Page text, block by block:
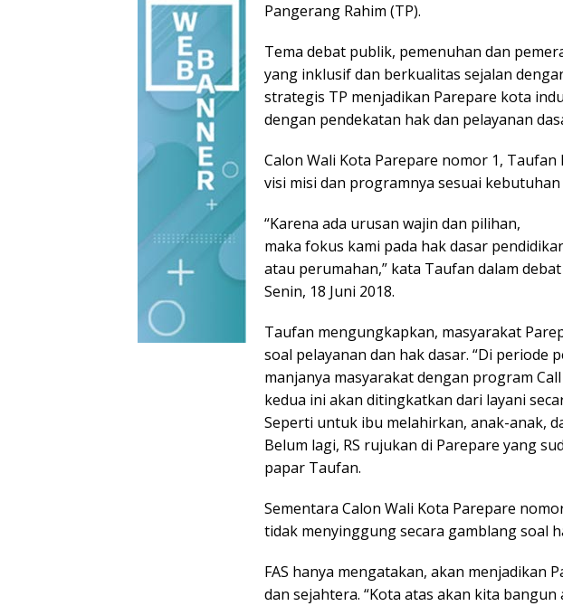
Pangerang Rahim (TP).
Tema debat publik, pemenuhan dan
yang inklusif dan berkualitas sejalan
strategis TP menjadikan Parepare kota
dengan pendekatan hak dan pelayanan
Calon Wali Kota Parepare nomor 1,
visi misi dan programnya sesuai
“Karena ada urusan wajin dan pilihan,
maka fokus kami pada hak dasar
atau perumahan,” kata Taufan dalam
Senin, 18 Juni 2018.
Taufan mengungkapkan, masyarakat
soal pelayanan dan hak dasar. “Di periode
manjanya masyarakat dengan program
kedua ini akan ditingkatkan dari layani
Seperti untuk ibu melahirkan, anak-anak,
Belum lagi, RS rujukan di Parepare yang
papar Taufan.
Sementara Calon Wali Kota Parepare nomor
tidak menyinggung secara gamblang soal
FAS hanya mengatakan, akan menjadikan
dan sejahtera. “Kota atas akan kita